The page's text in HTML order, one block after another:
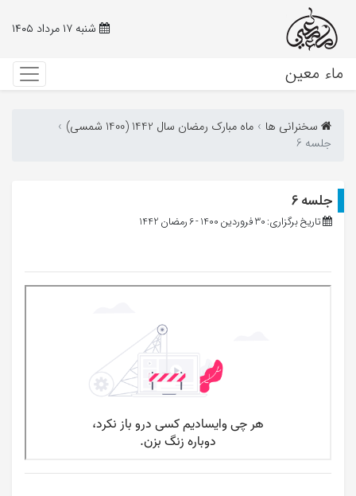
شنبه ۱۷ مرداد ۱۴۰۵
ماء معین
سخنرانی ها
ماه مبارک رمضان سال 1442 (1400 شمسی)
جلسه 6
جلسه 6
تاریخ برگزاری: 30 فروردین 1400 - 6 رمضان 1442